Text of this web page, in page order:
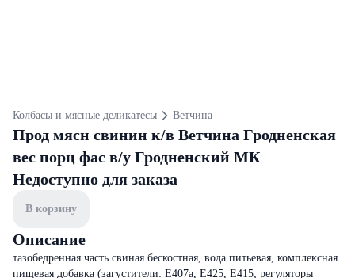
Колбасы и мясные деликатесы Ветчина
Прод мясн свинин к/в Ветчина Гродненская
вес порц фас в/у Гродненский МК
Недоступно для заказа
В корзину
Описание
тазобедренная часть свиная бескостная, вода питьевая, комплексная
пищевая добавка (загустители: Е407а, Е425, Е415; регуляторы